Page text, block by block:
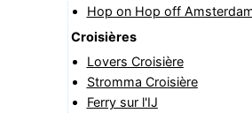
Hop on Hop off
Croisières
Lovers Croisière
Stromma Croisière
Ferry sur l'IJ